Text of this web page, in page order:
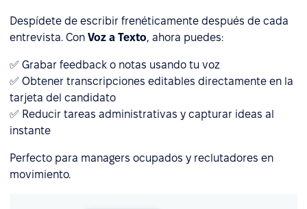
Despídete de escribir frenéticamente después de cada
entrevista. Con Voz a Texto, ahora puedes:
✅ Grabar feedback o notas usando tu voz
✅ Obtener transcripciones editables directamente en la
tarjeta del candidato
✅ Reducir tareas administrativas y capturar ideas al
instante
Perfecto para managers ocupados y reclutadores en
movimiento.